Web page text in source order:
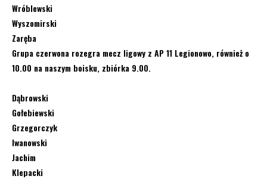
Wróblewski
Wyszomirski
Zaręba
Grupa czerwona rozegra mecz ligowy z AP 11 Legionowo, również o
10.00 na naszym boisku, zbiórka 9.00.
Dąbrowski
Gołebiewski
Grzegorczyk
Iwanowski
Jachim
Klepacki